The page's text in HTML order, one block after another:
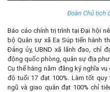
Đoàn Chủ tịch
Báo cáo chính trị trình tại Đại hội
bộ Quân sự xã Ea Súp tiến hành
Đảng ủy, UBND xã lãnh đạo, chỉ
động quốc phòng, quân sự địa
Cụ thể hằng năm đăng ký nghĩa
độ tuổi 17 đạt 100%. Làm tốt
ngũ và giao quân đạt 100% chỉ